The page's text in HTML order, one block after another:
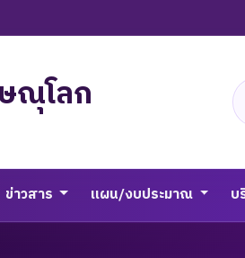
ณุโลก
ข่าวสาร แผน/งบประมาณ บ